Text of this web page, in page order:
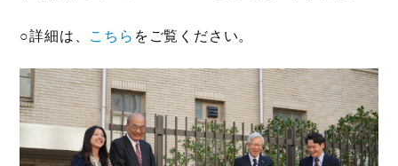
○詳細は、 こちら をご覧ください。